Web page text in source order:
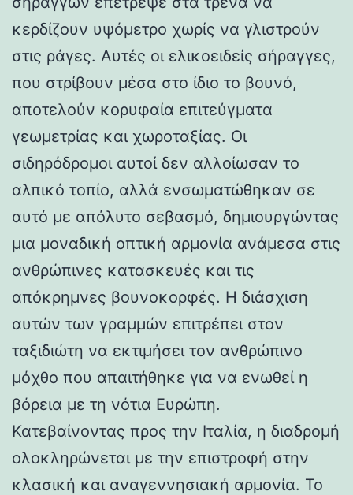
κερδίζουν υψόμετρο χωρίς να γλιστρούν
στις ράγες. Αυτές οι ελικοειδείς σήραγγες,
που στρίβουν μέσα στο ίδιο το βουνό,
αποτελούν κορυφαία επιτεύγματα
γεωμετρίας και χωροταξίας. Οι
σιδηρόδρομοι αυτοί δεν αλλοίωσαν το
αλπικό τοπίο, αλλά ενσωματώθηκαν σε
αυτό με απόλυτο σεβασμό, δημιουργώντας
μια μοναδική οπτική αρμονία ανάμεσα στις
ανθρώπινες κατασκευές και τις
απόκρημνες βουνοκορφές. Η διάσχιση
αυτών των γραμμών επιτρέπει στον
ταξιδιώτη να εκτιμήσει τον ανθρώπινο
μόχθο που απαιτήθηκε για να ενωθεί η
βόρεια με τη νότια Ευρώπη.
Κατεβαίνοντας προς την Ιταλία, η διαδρομή
ολοκληρώνεται με την επιστροφή στην
κλασική και αναγεννησιακή αρμονία. Το